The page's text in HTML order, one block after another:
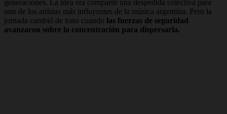
generaciones. La idea era compartir una despedida colectiva para
uno de los artistas más influyentes de la música argentina. Pero la
jornada cambió de tono cuando las fuerzas de seguridad
avanzaron sobre la concentración para dispersarla.